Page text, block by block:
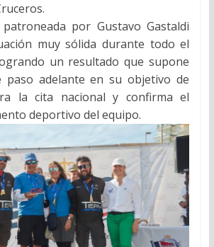
por Gustavo Gastaldi
muy sólida durante todo el
un resultado que supone
paso adelante en su objetivo de
la cita nacional y confirma el
deportivo del equipo.